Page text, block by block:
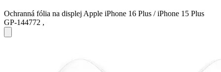
Ochranná fólia na displej Apple iPhone 16 Plus / iPhone 15 Plus
GP-144772 ,